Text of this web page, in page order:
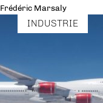
Frédéric Marsaly
INDUSTRIE